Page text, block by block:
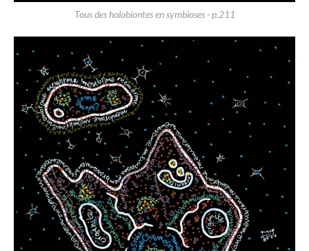
Tous des holobiontes en symbioses - p.211